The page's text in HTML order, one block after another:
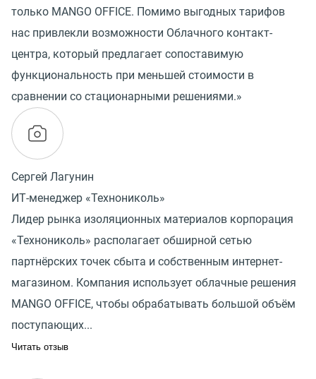
только MANGO OFFICE. Помимо выгодных тарифов
нас привлекли возможности Облачного контакт-
центра, который предлагает сопоставимую
функциональность при меньшей стоимости в
сравнении со стационарными решениями.»
Сергей Лагунин
ИТ-менеджер «Технониколь»
Лидер рынка изоляционных материалов корпорация
«Технониколь» располагает обширной сетью
партнёрских точек сбыта и собственным интернет-
магазином. Компания использует облачные решения
MANGO OFFICE, чтобы обрабатывать большой объём
поступающих...
Читать отзыв